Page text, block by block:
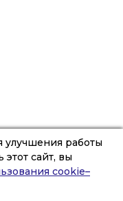
работы
сайт, вы
cookie–